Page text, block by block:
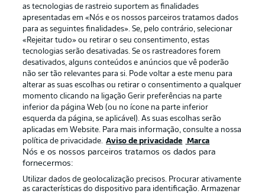
Football as it’s meant to be
APLICATIVO DA BUNDESLIGA
Oferecido por
as tecnologias de rastreio suportem as finalidades
apresentadas em «Nós e os nossos parceiros tratamos dados
para as seguintes finalidades». Se, pelo contrário, selecionar
«Rejeitar tudo» ou retirar o seu consentimento, estas
tecnologias serão desativadas. Se os rastreadores forem
desativados, alguns conteúdos e anúncios que vê poderão
não ser tão relevantes para si. Pode voltar a este menu para
alterar as suas escolhas ou retirar o consentimento a qualquer
momento clicando na ligação Gerir preferências na parte
inferior da página Web (ou no ícone na parte inferior
esquerda da página, se aplicável). As suas escolhas serão
aplicadas em Website. Para mais informação, consulte a nossa
política de privacidade. Aviso de privacidade Marca
Nós e os nossos parceiros tratamos os dados para
fornecermos:
Utilizar dados de geolocalização precisos. Procurar ativamente
as características do dispositivo para identificação. Armazenar